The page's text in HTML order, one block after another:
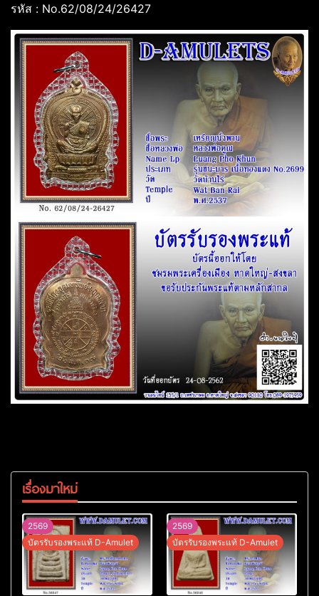
รหัส : No.62/08/24/26427
เรื่องมาใหม่
2569
บัตรรับรองพระแท้ D-Amulet
2569
บัตรรับรองพระแท้ D-Amulet